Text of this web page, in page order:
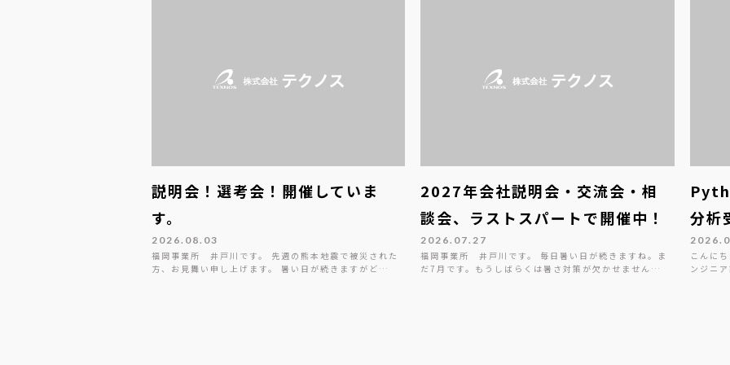
説明会！選考会！開催していま
す。
2026.08.03
福岡事業所 井戸川です。 先週の熊本地震で被災された
方、お見舞い申し上げます。 暑い日が続きますがど…
2027年会社説明会・交流会・相
談会、ラストスパートで開催中！
2026.07.27
福岡事業所 井戸川です。 毎日暑い日が続きますね。ま
だ7月です。もうしばらくは暑さ対策が欠かせません…
分析
こんに
ンジニ